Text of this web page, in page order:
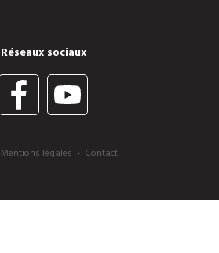
Réseaux sociaux
Mentions légales - Contact